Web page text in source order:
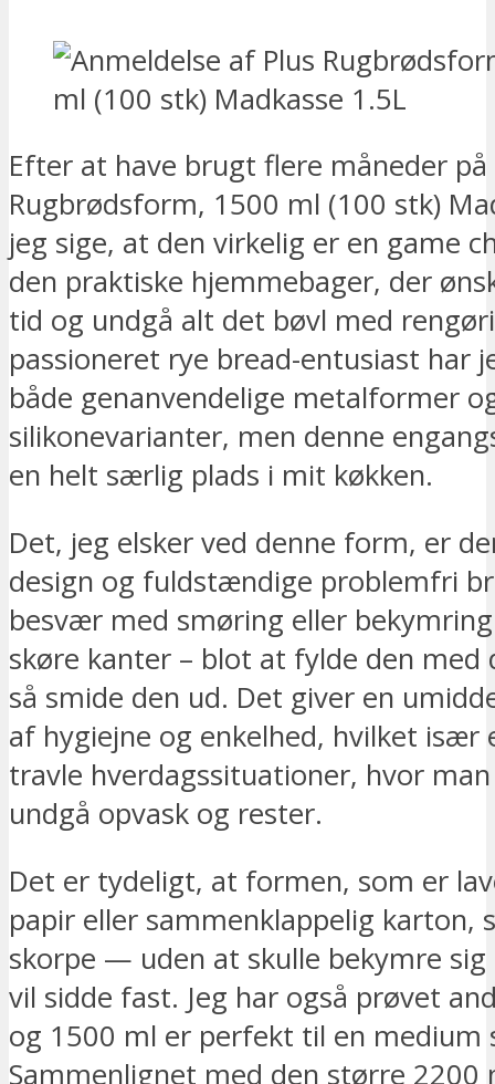
Efter at have brugt flere måneder
Rugbrødsform, 1500 ml (100 stk)
jeg sige, at den virkelig er en game
den praktiske hjemmebager, der
tid og undgå alt det bøvl med
passioneret rye bread-entusiast har
både genanvendelige metalformer
silikonevarianter, men denne
en helt særlig plads i mit køkken.
Det, jeg elsker ved denne form, er
design og fuldstændige problemfri
besvær med smøring eller
skøre kanter – blot at fylde den med
så smide den ud. Det giver en
af hygiejne og enkelhed, hvilket især
travle hverdagssituationer, hvor
undgå opvask og rester.
Det er tydeligt, at formen, som er
papir eller sammenklappelig karton,
skorpe — uden at skulle bekymre
vil sidde fast. Jeg har også prøvet
og 1500 ml er perfekt til en medium
Sammenlignet med den større 2200